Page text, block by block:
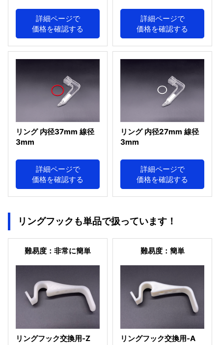
詳細ページで
価格を確認する
詳細ページで
価格を確認する
リング 内径37mm 線径
3mm
詳細ページで
価格を確認する
リング 内径27mm 線径
3mm
詳細ページで
価格を確認する
リングフックも単品で扱っています！
難易度：非常に簡単
リングフック交換用-Z
難易度：簡単
リングフック交換用-A